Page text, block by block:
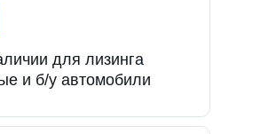
для лизинга
и б/у автомобили